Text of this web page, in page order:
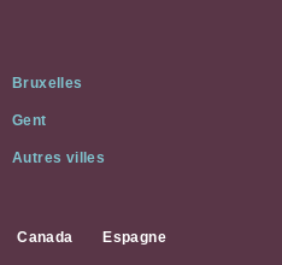
Bruxelles
Gent
Autres villes
Canada Espagne